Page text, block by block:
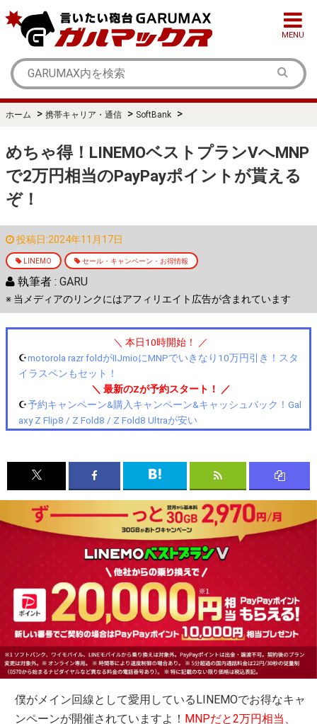
MENU
ホーム > 携帯キャリア・通信 > SoftBank >
めちゃ得！LINEMOベストプランVへMNP
で2万円相当のPayPayポイントが貰える
ぞ！
投稿日:2024年11月17日
LINEMO セール・キャンペーン・お得情報
執筆者 : GARU
※ 当メディアのリンクにはアフィリエイト広告が含まれています
＼ 本日10時開始！ ／
☪️motorola razr foldがIIJmioにMNPでいきなり10万円引き！スタ
イラスペンもセット！
＼ 最新のZが予約スタート！ ／
☪️予約キャンペーン&購入キャンペーン&キャッシュバック！Gal
axy Z Flip8 / Z Fold8 / Z Fold8 Ultraが安い
僕がメイン回線として愛用しているLINEMOでお得なキャ
ンペーンが開催されていますよ！ MNPだと2万円相当、